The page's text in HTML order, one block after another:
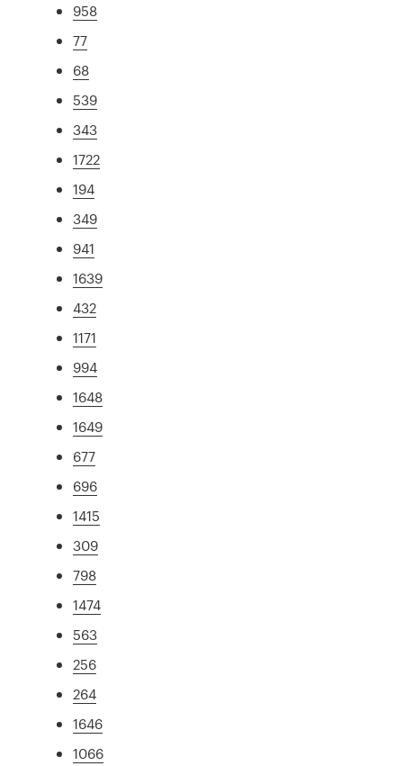
958
77
68
539
343
1722
194
349
941
1639
432
1171
994
1648
1649
677
696
1415
309
798
1474
563
256
264
1646
1066